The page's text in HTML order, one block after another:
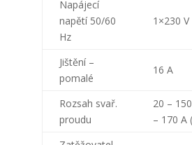
Napájecí
napětí 50/60
Hz
1×230
Jištění –
pomalé
16 A
Rozsah svař.
proudu
20 –
– 170 A